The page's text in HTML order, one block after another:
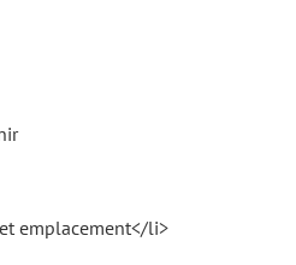
emplacement</li>